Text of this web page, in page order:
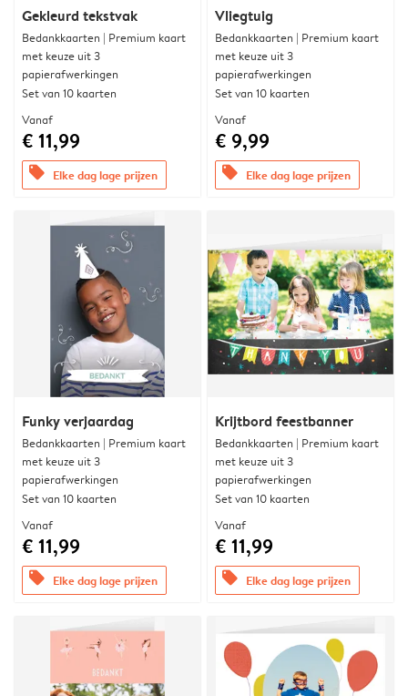
Gekleurd tekstvak
Bedankkaarten | Premium kaart
met keuze uit 3
papierafwerkingen
Set van 10 kaarten
Vanaf
€ 11,99
offers Elke dag lage prijzen
Vliegtuig
Bedankkaarten | Premium kaart
met keuze uit 3
papierafwerkingen
Set van 10 kaarten
Vanaf
€ 9,99
offers Elke dag lage prijzen
Funky verjaardag
Bedankkaarten | Premium kaart
met keuze uit 3
papierafwerkingen
Set van 10 kaarten
Vanaf
€ 11,99
offers Elke dag lage prijzen
Krijtbord feestbanner
Bedankkaarten | Premium kaart
met keuze uit 3
papierafwerkingen
Set van 10 kaarten
Vanaf
€ 11,99
offers Elke dag lage prijzen